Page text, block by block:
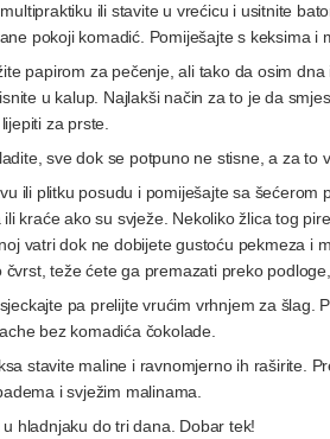
ili stavite u vrećicu i usitnite
pokoji komadić. Pomiješajte s keksima i
papirom za pečenje, ali tako da osim
u kalup. Najlakši način za to je da
za prste.
sve dok se potpuno ne stisne, a za to
ili plitku posudu i pomiješajte sa
kraće ako su svježe. Nekoliko žlica tog
vatri dok ne dobijete gustoću pekmeza i
teže ćete ga premazati preko
pa prelijte vrućim vrhnjem za šlag.
bez komadića čokolade.
stavite maline i ravnomjerno ih raširite.
i svježim malinama.
hladnjaku do tri dana. Dobar tek!